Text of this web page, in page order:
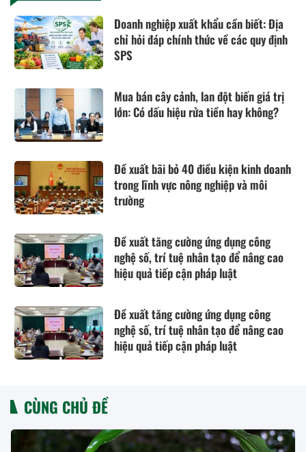
Doanh nghiệp xuất khẩu cần biết: Địa
chỉ hỏi đáp chính thức về các quy định
SPS
Mua bán cây cảnh, lan đột biến giá trị
lớn: Có dấu hiệu rửa tiền hay không?
Đề xuất bãi bỏ 40 điều kiện kinh doanh
trong lĩnh vực nông nghiệp và môi
trường
Đề xuất tăng cường ứng dụng công
nghệ số, trí tuệ nhân tạo để nâng cao
hiệu quả tiếp cận pháp luật
Đề xuất tăng cường ứng dụng công
nghệ số, trí tuệ nhân tạo để nâng cao
hiệu quả tiếp cận pháp luật
CÙNG CHỦ ĐỀ